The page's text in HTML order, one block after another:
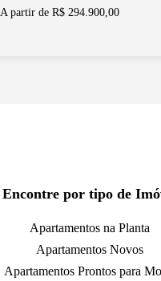
A partir de R$ 294.900,00
Encontre por tipo de
Apartamentos na Planta
Apartamentos Novos
Apartamentos Prontos para